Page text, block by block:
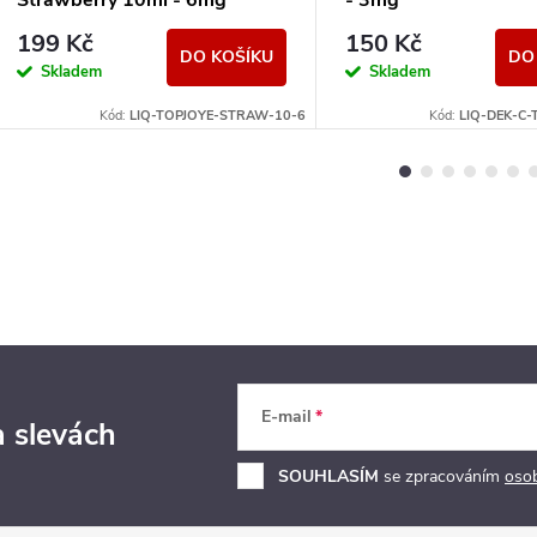
199 Kč
Skladem
DO KOŠÍKU
Kód: LIQ-TOPJOYE-STRAW-10-6
150 Kč
Skladem
Kód: LIQ-DEK-
slevách E-mail
SOUHLASÍM se zpracováním